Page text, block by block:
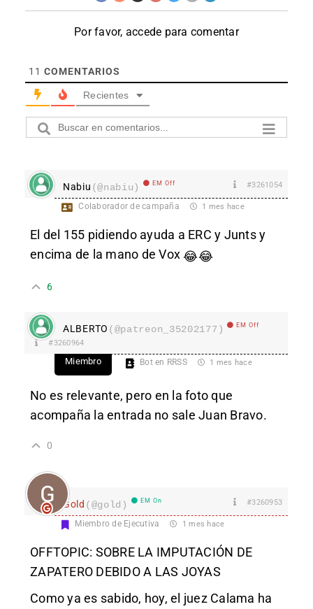
Por favor, accede para comentar
11 COMENTARIOS
Recientes
Nabiu (@nabiu) EM Off #3261054
Colaborador de campaña 1 mes hace
El del 155 pidiendo ayuda a ERC y Junts y
encima de la mano de Vox 😂😂
6
ALBERTO (@patreon_35202177) EM Off
#3260964
Miembro Bot en RRSS 1 mes hace
No es relevante, pero en la foto que
acompaña la entrada no sale Juan Bravo.
0
Gold (@gold) EM On #3260953
Miembro de Ejecutiva 1 mes hace
OFFTOPIC: SOBRE LA IMPUTACIÓN DE
ZAPATERO DEBIDO A LAS JOYAS
Como ya es sabido, hoy, el juez Calama ha